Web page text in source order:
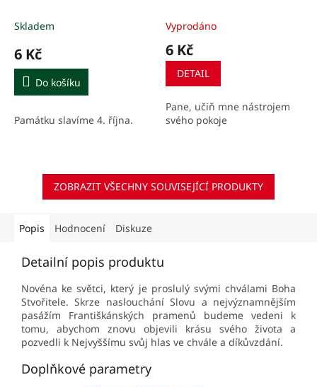
Skladem
6 Kč
Do košíku
Památku slavíme 4. října.
Vyprodáno
6 Kč
DETAIL
Pane, učiň mne nástrojem
svého pokoje
ZOBRAZIT VŠECHNY SOUVISEJÍCÍ PRODUKTY
Popis Hodnocení Diskuze
Detailní popis produktu
Novéna ke světci, který je proslulý svými chválami Boha
Stvořitele. Skrze naslouchání Slovu a nejvýznamnějším
pasážím Františkánských pramenů budeme vedeni k
tomu, abychom znovu objevili krásu svého života a
pozvedli k Nejvyššímu svůj hlas ve chvále a díkůvzdání.
Doplňkové parametry